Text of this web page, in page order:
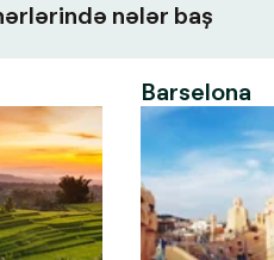
nələr baş
Barselona